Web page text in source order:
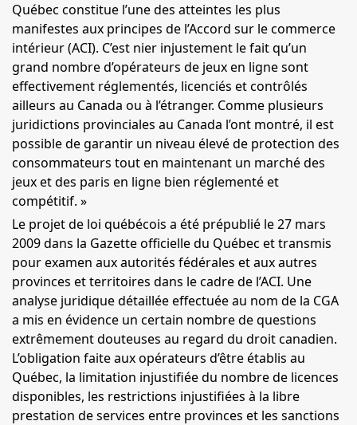
Québec constitue l’une des atteintes les plus
manifestes aux principes de l’Accord sur le commerce
intérieur (ACI). C’est nier injustement le fait qu’un
grand nombre d’opérateurs de jeux en ligne sont
effectivement réglementés, licenciés et contrôlés
ailleurs au Canada ou à l’étranger. Comme plusieurs
juridictions provinciales au Canada l’ont montré, il est
possible de garantir un niveau élevé de protection des
consommateurs tout en maintenant un marché des
jeux et des paris en ligne bien réglementé et
compétitif. »
Le projet de loi québécois a été prépublié le 27 mars
2009 dans la Gazette officielle du Québec et transmis
pour examen aux autorités fédérales et aux autres
provinces et territoires dans le cadre de l’ACI. Une
analyse juridique détaillée effectuée au nom de la CGA
a mis en évidence un certain nombre de questions
extrêmement douteuses au regard du droit canadien.
L’obligation faite aux opérateurs d’être établis au
Québec, la limitation injustifiée du nombre de licences
disponibles, les restrictions injustifiées à la libre
prestation de services entre provinces et les sanctions